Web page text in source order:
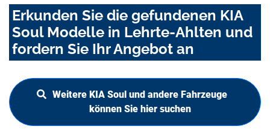
Erkunden Sie die gefundenen KIA
Soul Modelle in Lehrte-Ahlten und
fordern Sie Ihr Angebot an
Weitere KIA Soul und andere Fahrzeuge
können Sie hier suchen